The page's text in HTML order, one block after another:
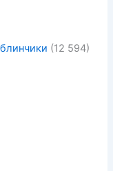
(12 594)